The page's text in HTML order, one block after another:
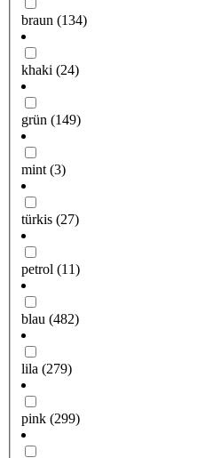
braun (134)
khaki (24)
grün (149)
mint (3)
türkis (27)
petrol (11)
blau (482)
lila (279)
pink (299)